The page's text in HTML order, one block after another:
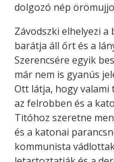
dolgozó nép
Závodszki elhelyezi
barátja áll őrt és a
Szerencsére egyik
már nem is gyanús
Ott látja, hogy valami
az fel­robben és a
Titóhoz szeretne
és a katonai
kommunista